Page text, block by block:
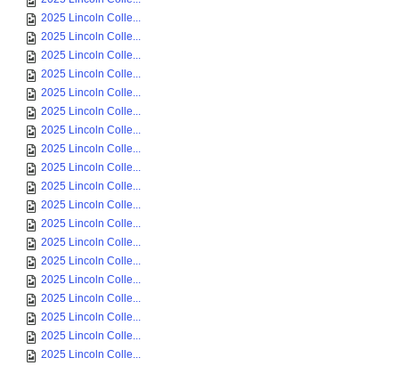
2025 Lincoln Colle...
2025 Lincoln Colle...
2025 Lincoln Colle...
2025 Lincoln Colle...
2025 Lincoln Colle...
2025 Lincoln Colle...
2025 Lincoln Colle...
2025 Lincoln Colle...
2025 Lincoln Colle...
2025 Lincoln Colle...
2025 Lincoln Colle...
2025 Lincoln Colle...
2025 Lincoln Colle...
2025 Lincoln Colle...
2025 Lincoln Colle...
2025 Lincoln Colle...
2025 Lincoln Colle...
2025 Lincoln Colle...
2025 Lincoln Colle...